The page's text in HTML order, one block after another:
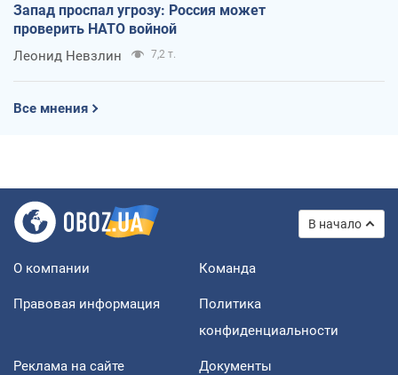
Запад проспал угрозу: Россия может
проверить НАТО войной
Леонид Невзлин 7,2 т.
Все мнения
В начало
О компании Команда
Правовая информация
Политика
конфиденциальности
Реклама на сайте Документы